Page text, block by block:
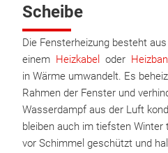
Scheibe
Die Fensterheizung besteht aus
einem Heizkabel oder
in Wärme umwandelt. Es
Rahmen der Fenster und
Wasserdampf aus der Luft
bleiben auch im tiefsten
vor Schimmel geschützt und